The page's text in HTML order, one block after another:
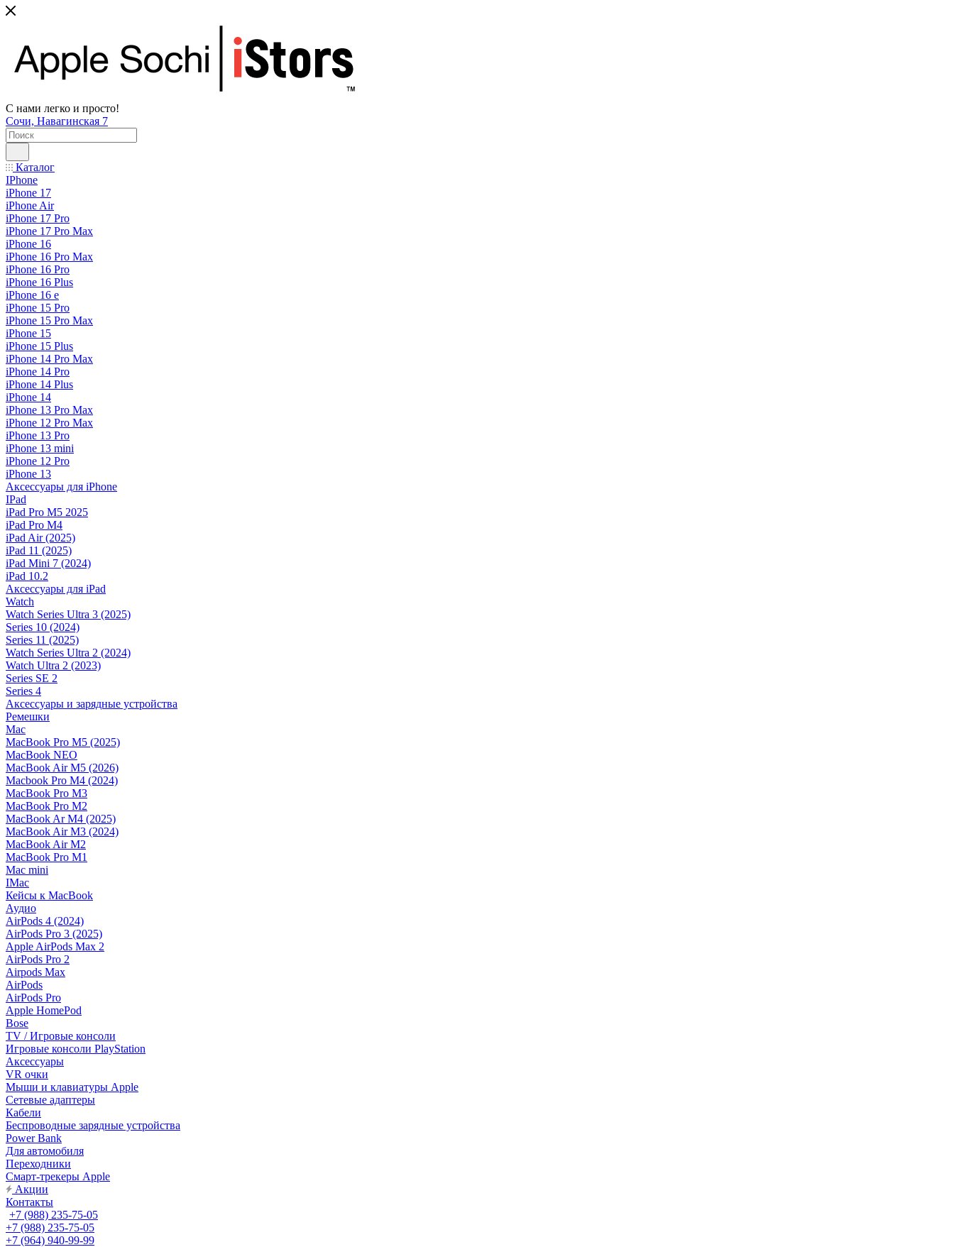
С нами легко и просто!
Сочи, Навагинская 7
Каталог
IPhone
iPhone 17
iPhone Air
iPhone 17 Pro
iPhone 17 Pro Max
iPhone 16
iPhone 16 Pro Max
iPhone 16 Pro
iPhone 16 Plus
iPhone 16 e
iPhone 15 Pro
iPhone 15 Pro Max
iPhone 15
iPhone 15 Plus
iPhone 14 Pro Max
iPhone 14 Pro
iPhone 14 Plus
iPhone 14
iPhone 13 Pro Max
iPhone 12 Pro Max
iPhone 13 Pro
iPhone 13 mini
iPhone 12 Pro
iPhone 13
Аксессуары для iPhone
IPad
iPad Pro M5 2025
iPad Pro M4
iPad Air (2025)
iPad 11 (2025)
iPad Mini 7 (2024)
iPad 10.2
Аксессуары для iPad
Watch
Watch Series Ultra 3 (2025)
Series 10 (2024)
Series 11 (2025)
Watch Series Ultra 2 (2024)
Watch Ultra 2 (2023)
Series SE 2
Series 4
Аксессуары и зарядные устройства
Ремешки
Mac
MacBook Pro M5 (2025)
MacBook NEO
MacBook Air M5 (2026)
Macbook Pro M4 (2024)
MacBook Pro M3
MacBook Pro M2
MacBook Ar M4 (2025)
MacBook Air M3 (2024)
MacBook Air M2
MacBook Pro M1
Mac mini
IMac
Кейсы к MacBook
Аудио
AirPods 4 (2024)
AirPods Pro 3 (2025)
Apple AirPods Max 2
AirPods Pro 2
Airpods Max
AirPods
AirPods Pro
Apple HomePod
Bose
TV / Игровые консоли
Игровые консоли PlayStation
Аксессуары
VR очки
Мыши и клавиатуры Apple
Сетевые адаптеры
Кабели
Беспроводные зарядные устройства
Power Bank
Для автомобиля
Переходники
Смарт-трекеры Apple
Акции
Контакты
+7 (988) 235-75-05
+7 (988) 235-75-05
+7 (964) 940-99-99